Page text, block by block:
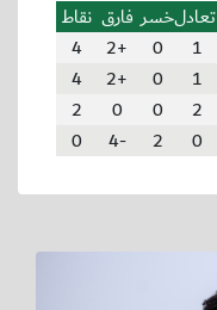
تعادلخسر فارق نقاط
1
0
+2
4
1
0
+2
4
2
0
0
2
0
2
-4
0